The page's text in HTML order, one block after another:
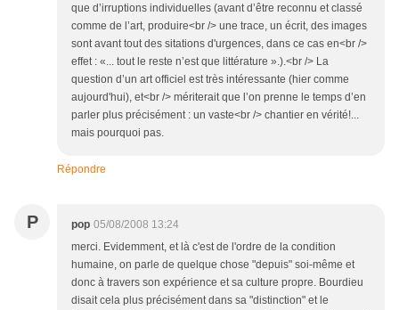
que d’irruptions individuelles (avant d’être reconnu et classé
comme de l’art, produire<br /> une trace, un écrit, des images
sont avant tout des sitations d'urgences, dans ce cas en<br />
effet : «... tout le reste n’est que littérature ».).<br /> La
question d’un art officiel est très intéressante (hier comme
aujourd'hui), et<br /> mériterait que l’on prenne le temps d’en
parler plus précisément : un vaste<br /> chantier en vérité!...
mais pourquoi pas.
Répondre
P pop 05/08/2008 13:24
merci. Evidemment, et là c'est de l'ordre de la condition
humaine, on parle de quelque chose "depuis" soi-même et
donc à travers son expérience et sa culture propre. Bourdieu
disait cela plus précisément dans sa "distinction" et le